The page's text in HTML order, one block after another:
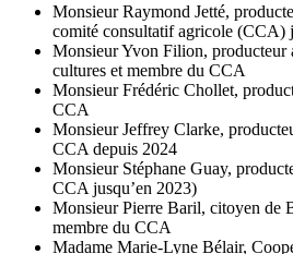
Monsieur Raymond Jetté,
comité consultatif agricole (CCA)
Monsieur Yvon Filion, producteur
cultures et membre du CCA
Monsieur Frédéric Chollet,
CCA
Monsieur Jeffrey Clarke,
CCA depuis 2024
Monsieur Stéphane Guay,
CCA jusqu’en 2023)
Monsieur Pierre Baril, citoyen de
membre du CCA
Madame Marie-Lyne Bélair,